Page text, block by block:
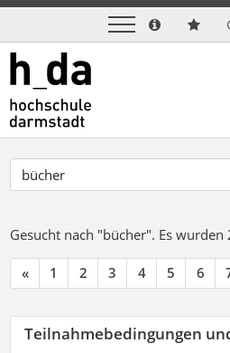
Gesucht nach "bücher". Es
« 1 2 3 4 5 6
Teilnahmebedingungen